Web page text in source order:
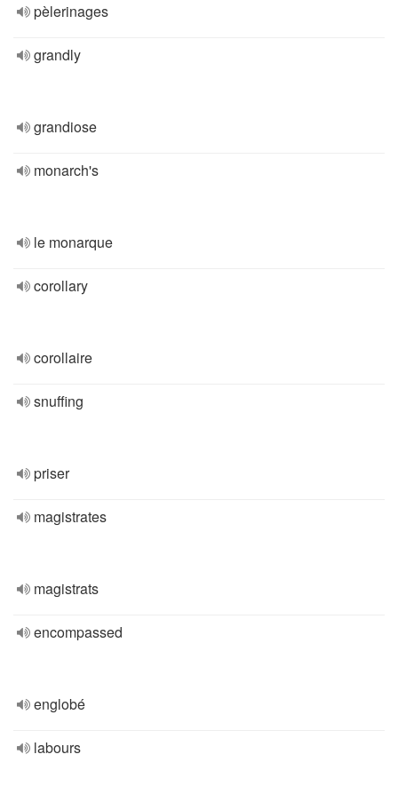
pèlerinages
grandly
grandiose
monarch's
le monarque
corollary
corollaire
snuffing
priser
magistrates
magistrats
encompassed
englobé
labours